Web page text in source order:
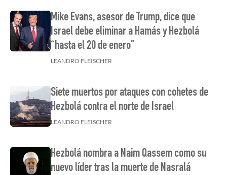
Mike Evans, asesor de Trump, dice que
Israel debe eliminar a Hamás y Hezbolá
“hasta el 20 de enero”
LEANDRO FLEISCHER
Siete muertos por ataques con cohetes de
Hezbolá contra el norte de Israel
LEANDRO FLEISCHER
Hezbolá nombra a Naim Qassem como su
nuevo líder tras la muerte de Nasralá